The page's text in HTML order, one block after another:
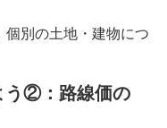
別の土地・建物につ
う②：路線価の